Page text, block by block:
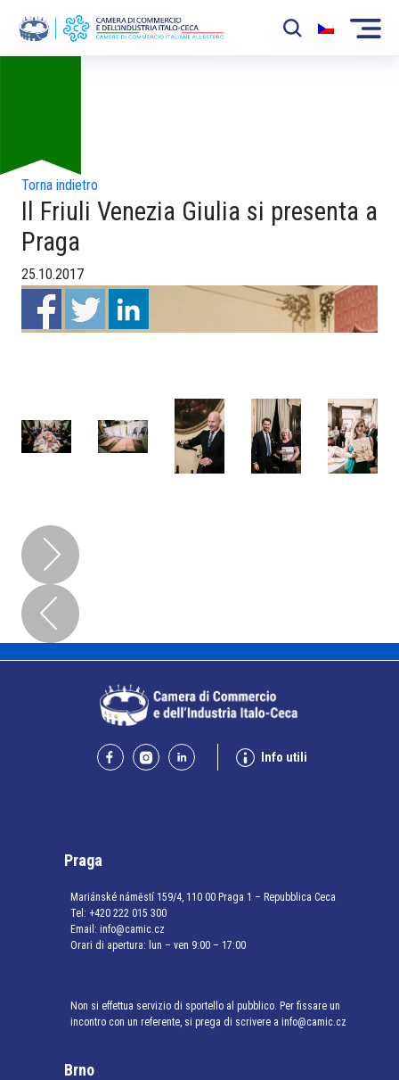
Eventi
Sviluppo Mercato
Soci
Partner
Progetti
Torna indietro
Il Friuli Venezia Giulia si presenta a
Praga
25.10.2017
Info utili
Praga
Mariánské náměstí 159/4, 110 00 Praga 1 – Repubblica Ceca
Tel: +420 222 015 300
Email: info@camic.cz
Orari di apertura: lun – ven 9:00 – 17:00
Non si effettua servizio di sportello al pubblico. Per fissare un
incontro con un referente, si prega di scrivere a info@camic.cz
Brno